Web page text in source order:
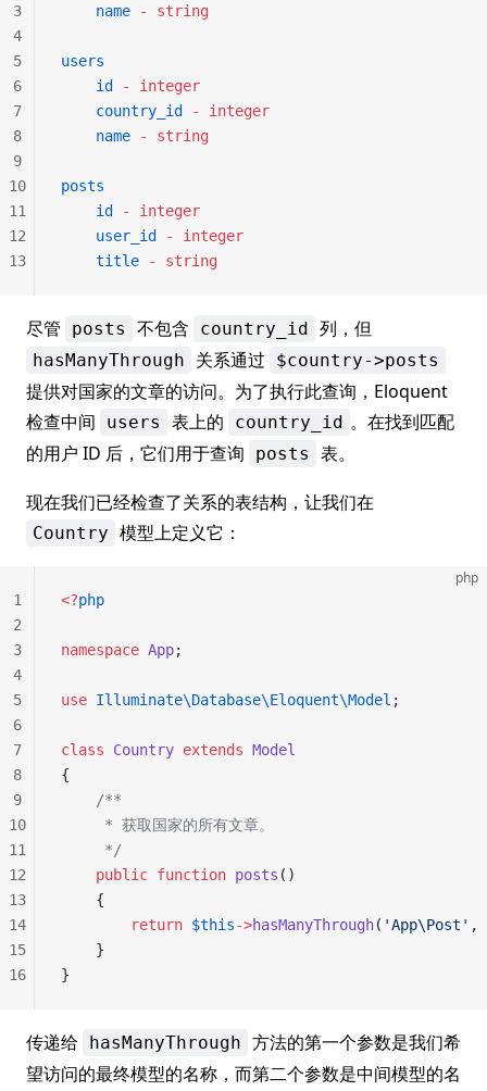
    name
- string
users
    id
-
integer
    country_id
-
integer
    name
- string
posts
    id
-
integer
    user_id
-
integer
    title
- string
3
4
5
6
7
8
9
10
11
12
13
尽管 posts 不包含 country_id 列，但
hasManyThrough 关系通过 $country->posts
提供对国家的文章的访问。为了执行此查询，Eloquent
检查中间
users 表上的 country_id 。在找到匹配
的用户 ID 后，它们用于查询
posts 表。
现在我们已经检查了关系的表结构，让我们在
Country 模型上定义它：
php
<?php
namespace App;
use Illuminate\Database\Eloquent\Model ;
class Country extends Model
{
    /**
     * 获取国家的所有文章。
     */
    public
function posts ()
    {
        return
$this->hasManyThrough( 'App\Post' ,
    }
}
1
2
3
4
5
6
7
8
9
10
11
12
13
14
15
16
传递给 hasManyThrough 方法的第一个参数是我们希
望访问的最终模型的名称，而第二个参数是中间模型的名